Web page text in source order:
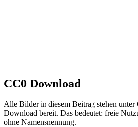
CC0 Download
Alle Bilder in diesem Beitrag stehen
Download bereit. Das bedeutet: freie
ohne Namensnennung.